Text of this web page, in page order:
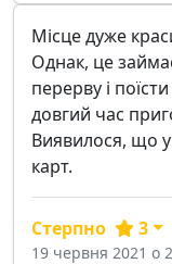
Місце дуже
Однак, це
перерву і
довгий час
Виявилося, що
карт.
Стерпно 3
19 червня 2021 о